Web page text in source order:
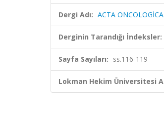
Dergi Adı: ACTA
Derginin Tarandığı İndeksler:
Sayfa Sayıları: ss.116-119
Lokman Hekim Üniversitesi